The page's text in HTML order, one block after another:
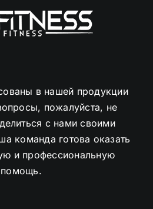
в нашей продукции
пожалуйста, не
с нами своими
команда готова оказать
и профессиональную
помощь.